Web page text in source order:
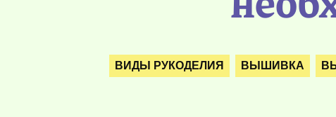
ВИДЫ РУКОДЕЛИЯ ВЫШИВКА